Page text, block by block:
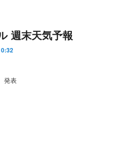
週末天気予報
発表